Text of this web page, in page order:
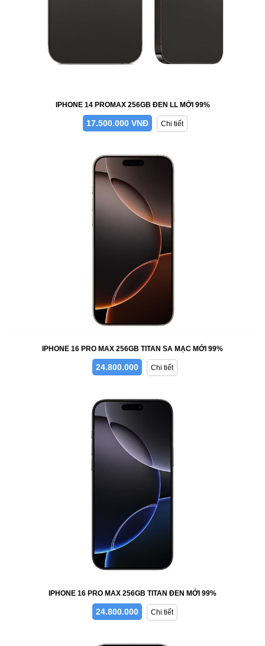
IPHONE 14 PROMAX 256GB ĐEN LL MỚI 99%
17.500.000 VNĐ Chi tiết
IPHONE 16 PRO MAX 256GB TITAN SA MẠC MỚI 99%
24.800.000 Chi tiết
IPHONE 16 PRO MAX 256GB TITAN ĐEN MỚI 99%
24.800.000 Chi tiết